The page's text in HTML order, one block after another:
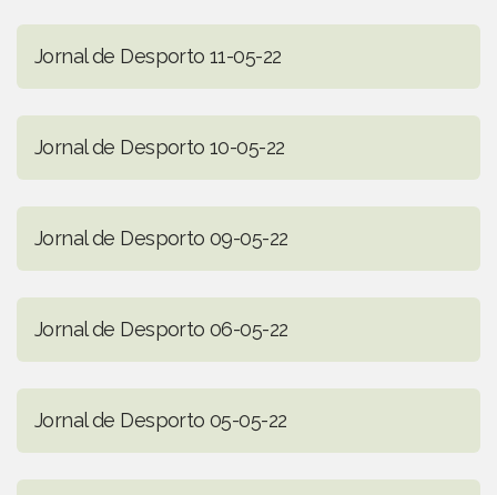
Jornal de Desporto 11-05-22
Jornal de Desporto 10-05-22
Jornal de Desporto 09-05-22
Jornal de Desporto 06-05-22
Jornal de Desporto 05-05-22